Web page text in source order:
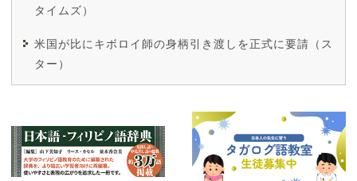
タイムズ）
米国が比にキボロイ師の身柄引き渡しを正式に要請（ス
ター）